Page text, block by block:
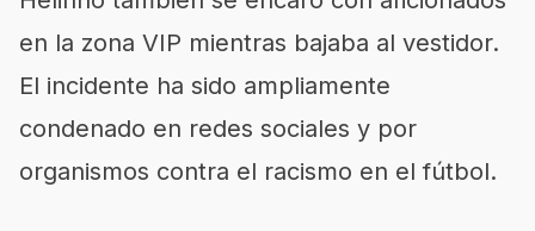
en la zona VIP mientras bajaba al vestidor.
El incidente ha sido ampliamente
condenado en redes sociales y por
organismos contra el racismo en el fútbol.